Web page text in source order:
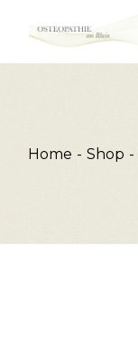
content
Home Shop